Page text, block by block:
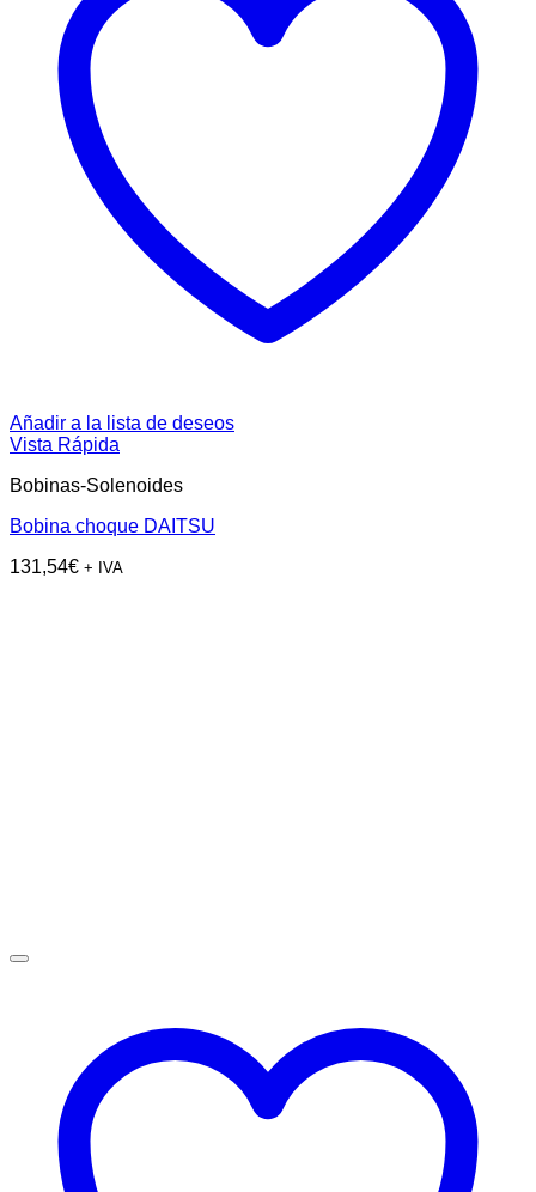
Añadir a la lista de deseos
Vista Rápida
Bobinas-Solenoides
Bobina choque DAITSU
131,54€ + IVA